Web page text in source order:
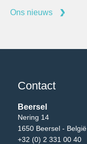
Ons nieuws
Contact
Beersel
Nering 14
1650 Beersel - België
+32 (0) 2 331 00 40